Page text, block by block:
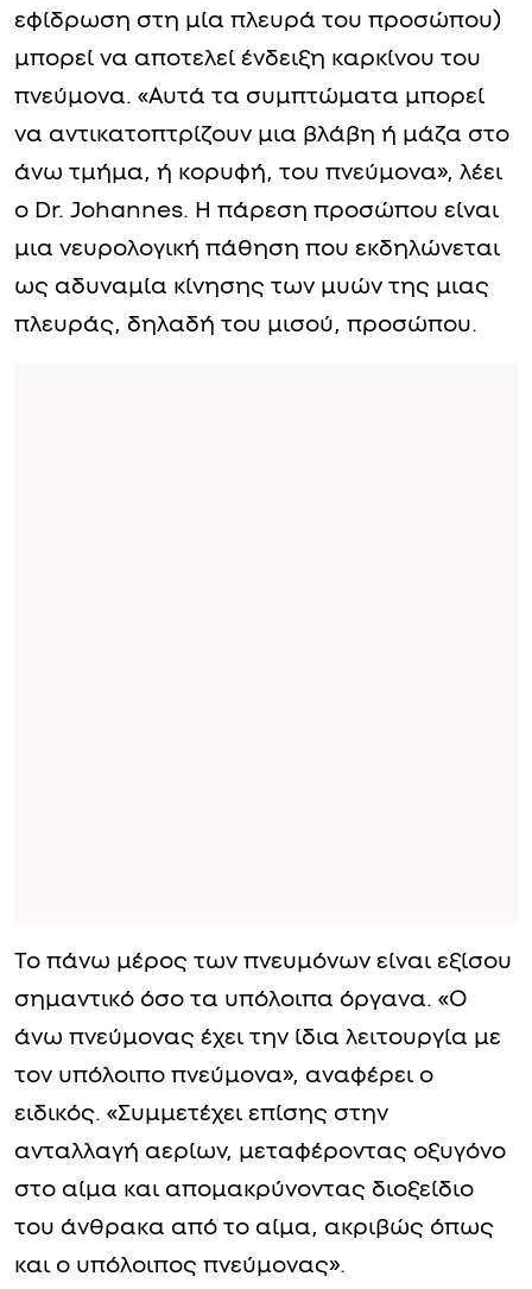
εφίδρωση στη μία πλευρά του προσώπου)
μπορεί να αποτελεί ένδειξη καρκίνου του
πνεύμονα. «Αυτά τα συμπτώματα μπορεί
να αντικατοπτρίζουν μια βλάβη ή μάζα στο
άνω τμήμα, ή κορυφή, του πνεύμονα», λέει
ο Dr. Johannes. Η πάρεση προσώπου είναι
μια νευρολογική πάθηση που εκδηλώνεται
ως αδυναμία κίνησης των μυών της μιας
πλευράς, δηλαδή του μισού, προσώπου.
Το πάνω μέρος των πνευμόνων είναι εξίσου
σημαντικό όσο τα υπόλοιπα όργανα. «Ο
άνω πνεύμονας έχει την ίδια λειτουργία με
τον υπόλοιπο πνεύμονα», αναφέρει ο
ειδικός. «Συμμετέχει επίσης στην
ανταλλαγή αερίων, μεταφέροντας οξυγόνο
στο αίμα και απομακρύνοντας διοξείδιο
του άνθρακα από το αίμα, ακριβώς όπως
και ο υπόλοιπος πνεύμονας».